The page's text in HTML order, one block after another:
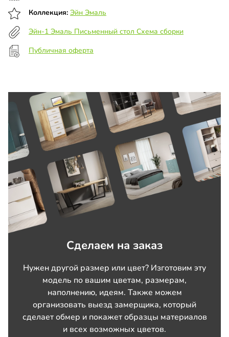
Коллекция: Эйн Эмаль
Эйн-1 Эмаль Письменный стол Схема сборки
Публичная оферта
Сделаем на заказ
Нужен другой размер или цвет? Изготовим эту
модель по вашим цветам, размерам,
наполнению, идеям. Также можем
организовать выезд замерщика, который
сделает обмер и покажет образцы материалов
и всех возможных цветов.